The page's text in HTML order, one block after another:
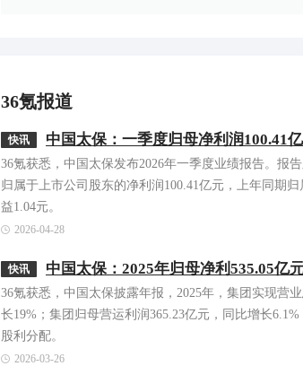
36氪报道
快讯 中国太保：一季度归母净利润100.41
36氪获悉，中国太保发布2026年一季度业绩报告。报
归属于上市公司股东的净利润100.41亿元，上年同期
益1.04元。
2026-04-28
快讯 中国太保：2025年归母净利535.05亿
36氪获悉，中国太保披露年报，2025年，集团实现营
长19%；集团归母营运利润365.23亿元，同比增长
股利分配。
2026-03-26